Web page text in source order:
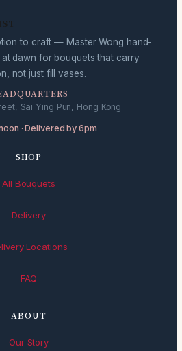
to craft — Master Wong hand-
dawn for bouquets that carry
not just fill vases.
Sai Ying Pun, Hong Kong
· Delivered by 6pm
SHOP
All Bouquets
Delivery
Locations
FAQ
ABOUT
Our Story